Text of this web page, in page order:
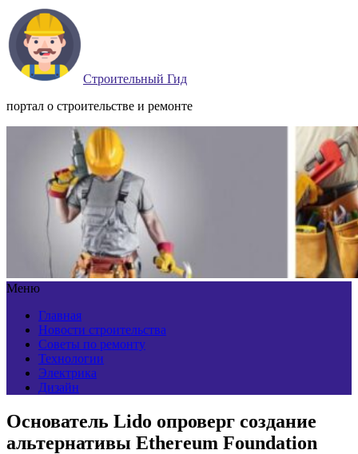
Строительный Гид
портал о строительстве и ремонте
Меню
Главная
Новости строительства
Советы по ремонту
Технологии
Электрика
Дизайн
Основатель Lido опроверг создание
альтернативы Ethereum Foundation